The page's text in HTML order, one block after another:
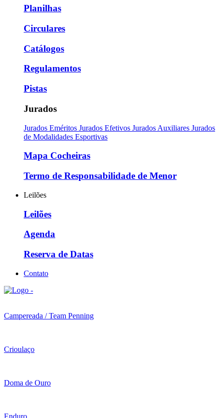
Planilhas
Circulares
Catálogos
Regulamentos
Pistas
Jurados
Jurados Eméritos Jurados Efetivos Jurados Auxiliares Jurados
de Modalidades Esportivas
Mapa Cocheiras
Termo de Responsabilidade de Menor
Leilões
Leilões
Agenda
Reserva de Datas
Contato
Campereada / Team Penning
Crioulaço
Doma de Ouro
Enduro